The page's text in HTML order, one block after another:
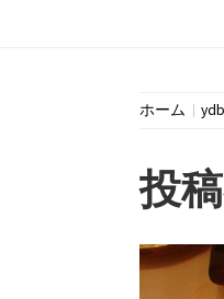
ホーム
投